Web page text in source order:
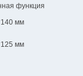
функция
мм
мм